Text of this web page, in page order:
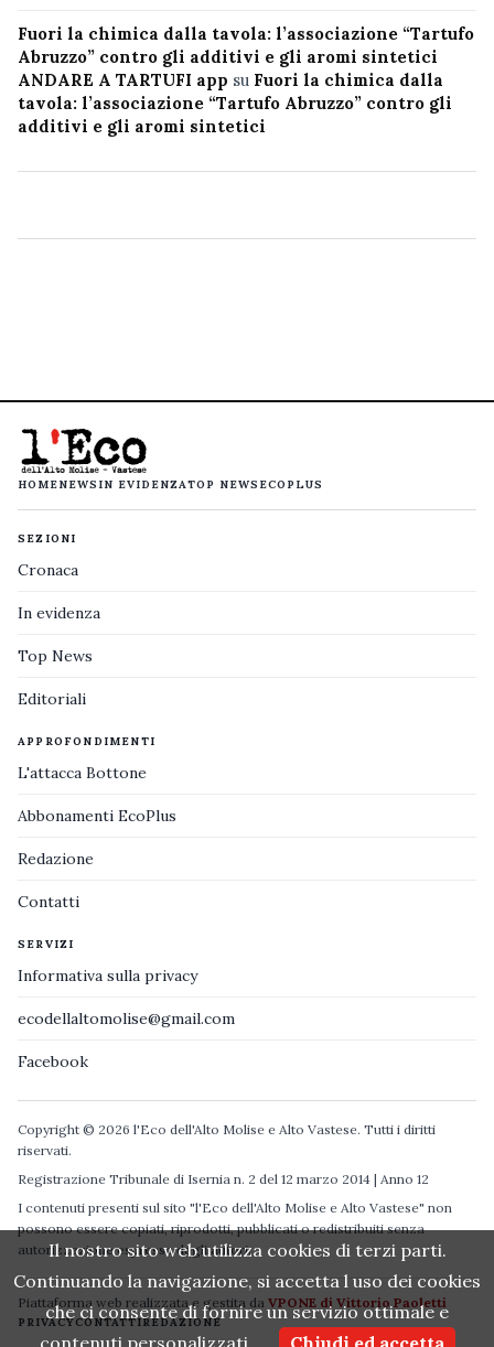
Fuori la chimica dalla tavola: l’associazione “Tartufo
Abruzzo” contro gli additivi e gli aromi sintetici
ANDARE A TARTUFI app su Fuori la chimica dalla
tavola: l’associazione “Tartufo Abruzzo” contro gli
additivi e gli aromi sintetici
HOMENEWS IN EVIDENZATOP NEWS ECOPLUS
SEZIONI
Cronaca
In evidenza
Top News
Editoriali
APPROFONDIMENTI
L'attacca Bottone
Abbonamenti EcoPlus
Redazione
Contatti
SERVIZI
Informativa sulla privacy
ecodellaltomolise@gmail.com
Facebook
Copyright © 2026 l'Eco dell'Alto Molise e Alto Vastese. Tutti i diritti
riservati.
Registrazione Tribunale di Isernia n. 2 del 12 marzo 2014 | Anno 12
I contenuti presenti sul sito "l'Eco dell'Alto Molise e Alto Vastese" non
possono essere copiati, riprodotti, pubblicati o redistribuiti senza
autorizzazione espressa degli autori.
Piattaforma web realizzata e gestita da VPONE di Vittorio Paoletti
PRIVACYCONTATTIREDAZIONE
Il nostro sito web utilizza cookies di terzi parti.
Continuando la navigazione, si accetta l uso dei cookies
che ci consente di fornire un servizio ottimale e
contenuti personalizzati.
Chiudi ed accetta